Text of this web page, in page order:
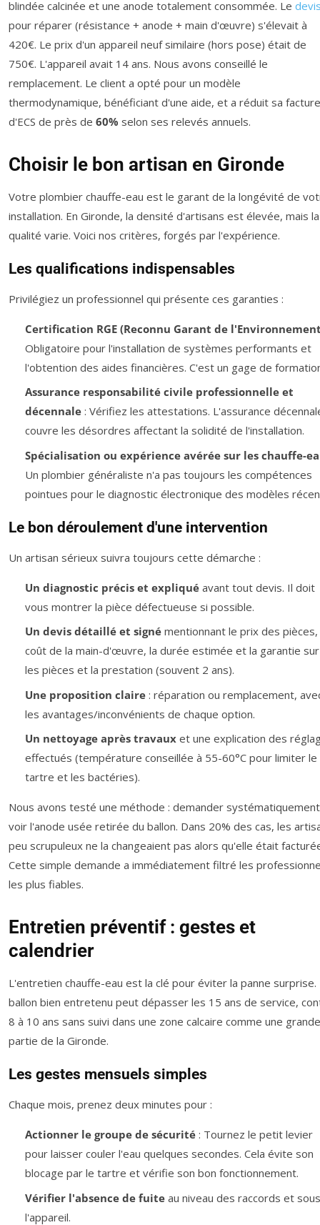
blindée calcinée et une anode totalement consommée. Le
pour réparer (résistance + anode + main d'œuvre) s'élevait à
420€. Le prix d'un appareil neuf similaire (hors pose) était de
750€. L'appareil avait 14 ans. Nous avons conseillé le
remplacement. Le client a opté pour un modèle
thermodynamique, bénéficiant d'une aide, et a réduit sa facture
d'ECS de près de 60% selon ses relevés annuels.
Choisir le bon artisan en Gironde
Votre plombier chauffe-eau est le garant de la longévité de
installation. En Gironde, la densité d'artisans est élevée, mais la
qualité varie. Voici nos critères, forgés par l'expérience.
Les qualifications indispensables
Privilégiez un professionnel qui présente ces garanties :
Certification RGE (Reconnu Garant de
Obligatoire pour l'installation de systèmes performants et
l'obtention des aides financières. C'est un gage de
Assurance responsabilité civile professionnelle et
décennale: Vérifiez les attestations. L'assurance
couvre les désordres affectant la solidité de l'installation.
Spécialisation ou expérience avérée sur les chauffe-
Un plombier généraliste n'a pas toujours les compétences
pointues pour le diagnostic électronique des modèles
Le bon déroulement d'une intervention
Un artisan sérieux suivra toujours cette démarche :
Un diagnostic précis et expliquéavant tout devis. Il doit
vous montrer la pièce défectueuse si possible.
Un devis détaillé et signémentionnant le prix des pièces,
coût de la main-d'œuvre, la durée estimée et la garantie sur
les pièces et la prestation (souvent 2 ans).
Une proposition claire: réparation ou remplacement,
les avantages/inconvénients de chaque option.
Un nettoyage après travauxet une explication des
effectués (température conseillée à 55-60°C pour limiter le
tartre et les bactéries).
Nous avons testé une méthode : demander
voir l'anode usée retirée du ballon. Dans 20% des cas, les
peu scrupuleux ne la changeaient pas alors qu'elle était
Cette simple demande a immédiatement filtré les
les plus fiables.
Entretien préventif : gestes et
calendrier
L'entretien chauffe-eau est la clé pour éviter la panne surprise.
ballon bien entretenu peut dépasser les 15 ans de service,
8 à 10 ans sans suivi dans une zone calcaire comme une grande
partie de la Gironde.
Les gestes mensuels simples
Chaque mois, prenez deux minutes pour :
Actionner le groupe de sécurité: Tournez le petit levier
pour laisser couler l'eau quelques secondes. Cela évite son
blocage par le tartre et vérifie son bon fonctionnement.
Vérifier l'absence de fuiteau niveau des raccords et sous
l'appareil.